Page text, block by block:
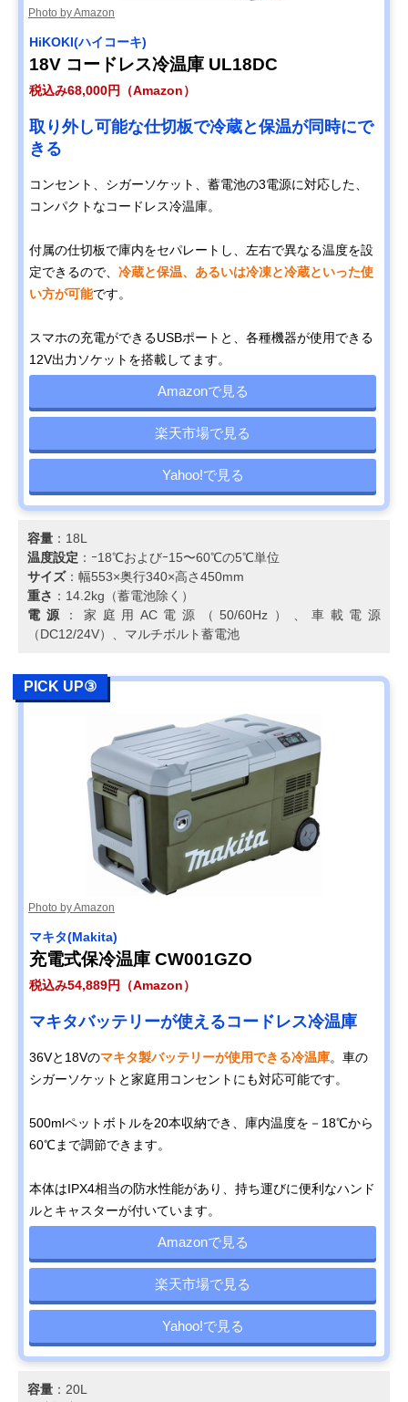
Photo by Amazon
HiKOKI(ハイコーキ)
18V コードレス冷温庫 UL18DC
税込み68,000円（Amazon）
取り外し可能な仕切板で冷蔵と保温が同時にで
きる
コンセント、シガーソケット、蓄電池の3電源に対応した、
コンパクトなコードレス冷温庫。
付属の仕切板で庫内をセパレートし、左右で異なる温度を設
定できるので、 冷蔵と保温、あるいは冷凍と冷蔵といった使
い方が可能です。
スマホの充電ができるUSBポートと、各種機器が使用できる
12V出力ソケットを搭載してます。
Amazonで見る
楽天市場で見る
Yahoo!で見る
容量 ：18L
温度設定 ：ｰ18℃およびｰ15〜60℃の5℃単位
サイズ：幅553×奥行340×高さ450mm
重さ ：14.2kg（蓄電池除く）
電源
：家庭用AC電源（50/60Hz）、車載電源
（DC12/24V）、マルチボルト蓄電池
PICK UP③
Photo by Amazon
マキタ(Makita)
充電式保冷温庫 CW001GZO
税込み54,889円（Amazon）
マキタバッテリーが使えるコードレス冷温庫
36Vと18Vのマキタ製バッテリーが使用できる冷温庫。車の
シガーソケットと家庭用コンセントにも対応可能です。
500mlペットボトルを20本収納でき、庫内温度を－18℃から
60℃まで調節できます。
本体はIPX4相当の防水性能があり、持ち運びに便利なハンド
ルとキャスターが付いています。
Amazonで見る
楽天市場で見る
Yahoo!で見る
容量 ：20L